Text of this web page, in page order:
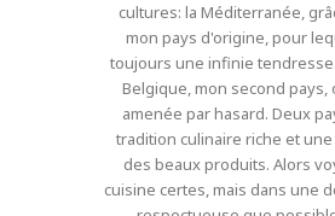
cultures: la Méditerranée,
mon pays d'origine, pour
toujours une infinie
Belgique, mon second pays,
amenée par hasard. Deux
tradition culinaire riche et
des beaux produits. Alors
cuisine certes, mais dans une